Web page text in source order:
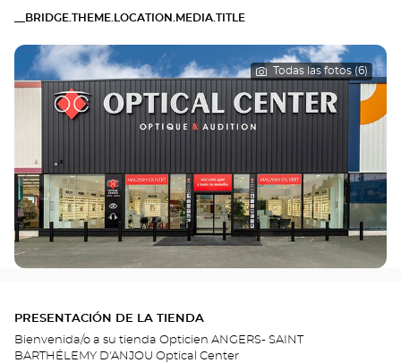
__BRIDGE.THEME.LOCATION.MEDIA.TITLE
Todas las fotos (6)
PRESENTACIÓN DE LA TIENDA
Bienvenida/o a su tienda Opticien ANGERS- SAINT
BARTHÉLEMY D'ANJOU Optical Center